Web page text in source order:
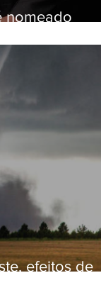
nomeado
efeitos de